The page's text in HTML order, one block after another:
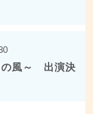
の風～ 出演決